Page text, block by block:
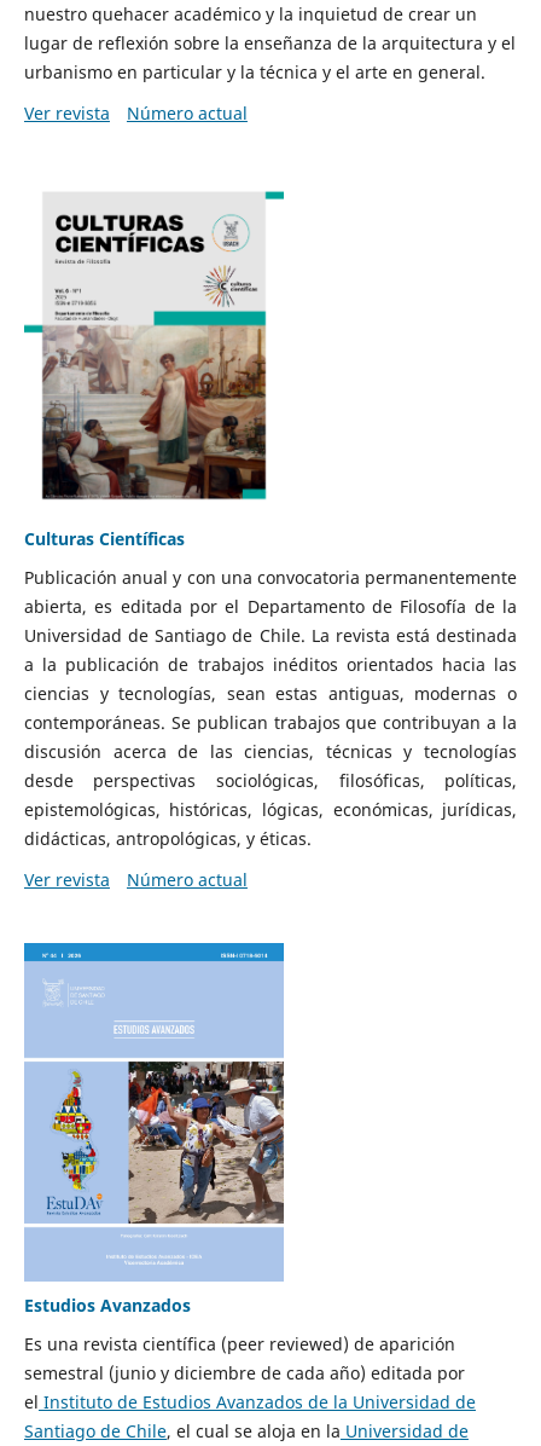
nuestro quehacer académico y la inquietud de crear un
lugar de reflexión sobre la enseñanza de la arquitectura y el
urbanismo en particular y la técnica y el arte en general.
Ver revista
Número actual
Culturas Científicas
Publicación anual y con una convocatoria permanentemente
abierta, es editada por el Departamento de Filosofía de la
Universidad de Santiago de Chile. La revista está destinada
a la publicación de trabajos inéditos orientados hacia las
ciencias y tecnologías, sean estas antiguas, modernas o
contemporáneas. Se publican trabajos que contribuyan a la
discusión acerca de las ciencias, técnicas y tecnologías
desde perspectivas sociológicas, filosóficas, políticas,
epistemológicas, históricas, lógicas, económicas, jurídicas,
didácticas, antropológicas, y éticas.
Ver revista
Número actual
Estudios Avanzados
Es una revista científica (peer reviewed) de aparición
semestral (junio y diciembre de cada año) editada por
el Instituto de Estudios Avanzados de la Universidad de
Santiago de Chile, el cual se aloja en la Universidad de